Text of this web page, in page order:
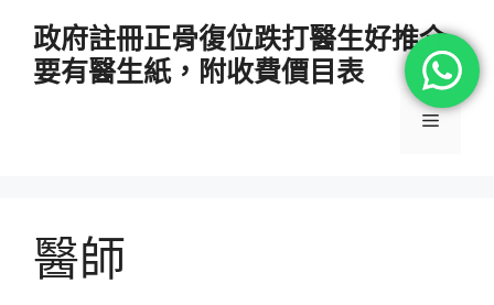
政府註冊正骨復位跌打醫生好推介
要有醫生紙，附收費價目表
選
醫師